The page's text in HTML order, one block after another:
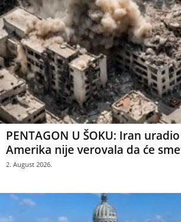
PENTAGON U ŠOKU: Iran
Amerika nije verovala da će
2. August 2026.